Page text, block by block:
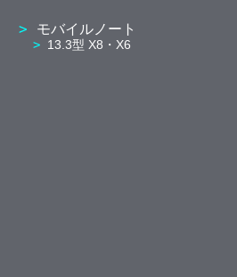
モバイルノート
13.3型 X8・X6